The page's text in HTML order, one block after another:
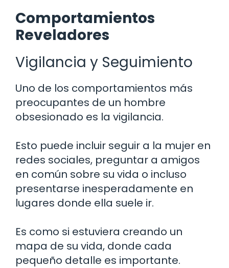
Comportamientos
Reveladores
Vigilancia y Seguimiento
Uno de los comportamientos más
preocupantes de un hombre
obsesionado es la vigilancia.
Esto puede incluir seguir a la mujer en
redes sociales, preguntar a amigos
en común sobre su vida o incluso
presentarse inesperadamente en
lugares donde ella suele ir.
Es como si estuviera creando un
mapa de su vida, donde cada
pequeño detalle es importante.